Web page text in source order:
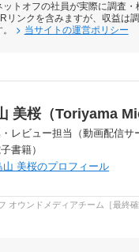
トオフの社員が実際に調査・
リンクを含みますが、収益は
当サイトの運営ポリシー
美桜（Toriyama
レビュー担当（動画配信サ
書籍）
山 美桜のプロフィール
オウンドメディアチーム［最終確